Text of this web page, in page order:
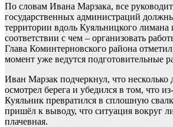
По словам Ивана Марзака, все
государственных администраций
территории вдоль Куяльницкого лимана
соответствии с чем – организовать
Глава Коминтерновского района
момент уже ведутся подготовительные
Иван Марзак подчеркнул, что несколько
осмотрел берега и убедился в том, что
Куяльник превратился в сплошную
пришёл к выводу, что ситуация вокруг
плачевная.